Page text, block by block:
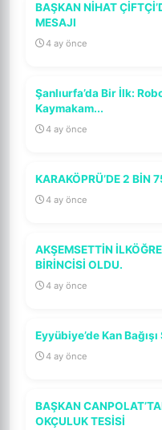
BAŞKAN NİHAT
MESAJI
4 ay önce
Şanlıurfa’da Bir İlk:
Kaymakam...
4 ay önce
KARAKÖPRÜ’DE 2 BİN
4 ay önce
AKŞEMSETTİN
BİRİNCİSİ OLDU.
4 ay önce
Eyyübiye’de Kan
4 ay önce
BAŞKAN
OKÇULUK TESİSİ